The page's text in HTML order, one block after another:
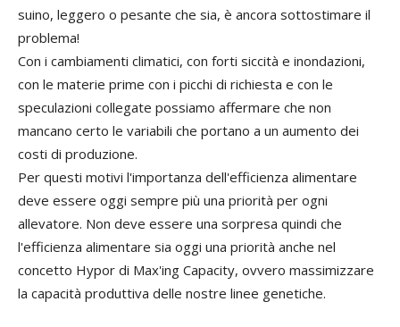
suino, leggero o pesante che sia, è ancora sottostimare il
problema!
Con i cambiamenti climatici, con forti siccità e inondazioni,
con le materie prime con i picchi di richiesta e con le
speculazioni collegate possiamo affermare che non
mancano certo le variabili che portano a un aumento dei
costi di produzione.
Per questi motivi l'importanza dell'efficienza alimentare
deve essere oggi sempre più una priorità per ogni
allevatore. Non deve essere una sorpresa quindi che
l'efficienza alimentare sia oggi una priorità anche nel
concetto Hypor di Max'ing Capacity, ovvero massimizzare
la capacità produttiva delle nostre linee genetiche.